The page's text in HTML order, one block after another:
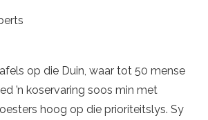
op die Duin, waar tot 50 mense
’n koservaring soos min met
hoog op die prioriteitslys. Sy